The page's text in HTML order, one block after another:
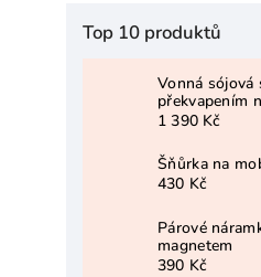
ORNAMENTI
Top 10 produktů
Vonná sójová
překvapením
1 390 Kč
Šňůrka na
430 Kč
Párové
magnetem
390 Kč